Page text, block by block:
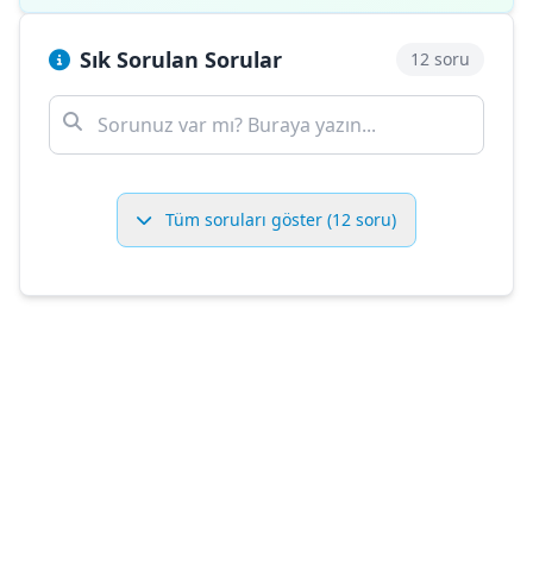
Sık Sorulan Sorular 12 soru
Tüm soruları göster (12 soru)